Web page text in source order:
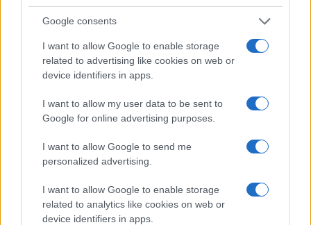
Google consents
I want to allow Google to enable storage
related to advertising like cookies on web or
device identifiers in apps.
I want to allow my user data to be sent to
Google for online advertising purposes.
I want to allow Google to send me
personalized advertising.
I want to allow Google to enable storage
related to analytics like cookies on web or
device identifiers in apps.
αυτών από τις επιχειρησιακές διευθύνσεις, ούτε έχει
ζητηθεί να δοθούν τεχνικές προδιαγραφές από τη Δ/νση
Πληροφορικής».
Κτηματολόγιο «ΟΔΗΓΟΣ επιβίωσης» μετά το μπλακάουτ
Η βασική ανησυχία που προκύπτει από το ασαφές
πλαίσιο μέσα στο οποίο δημιουργήθηκαν οι
εργαζόμενοι την περιγράφουν, έγκειται στους
«αυτονόητους κινδύνους» για την ασφάλεια, όχι μόνο
της ψηφιακής υποδομής του κτηματολογίου (η οποία
υπερφορτώνεται και αντιμετωπίζει πληθώρα τεχνικών
προβλημάτων τον τελευταίο καιρό), αλλά κυρίως των